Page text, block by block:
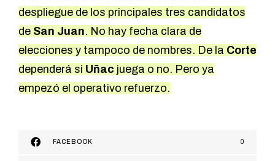
despliegue de los principales tres candidatos
de San Juan. No hay fecha clara de
elecciones y tampoco de nombres. De la Corte
dependerá si Uñac juega o no. Pero ya
empezó el operativo refuerzo.
FACEBOOK 0